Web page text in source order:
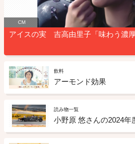
CM
アイスの実 吉高由里子「味わう濃
飲料
アーモンド効果
読み物一覧
小野原 悠さんの2024年